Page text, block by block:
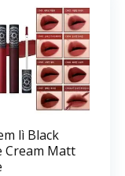
lì Black
Cream Matt